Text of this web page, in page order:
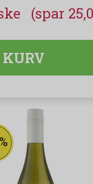
(spar